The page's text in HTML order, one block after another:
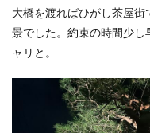
大橋を渡ればひがし茶屋
景でした。約束の時間少
ャリと。